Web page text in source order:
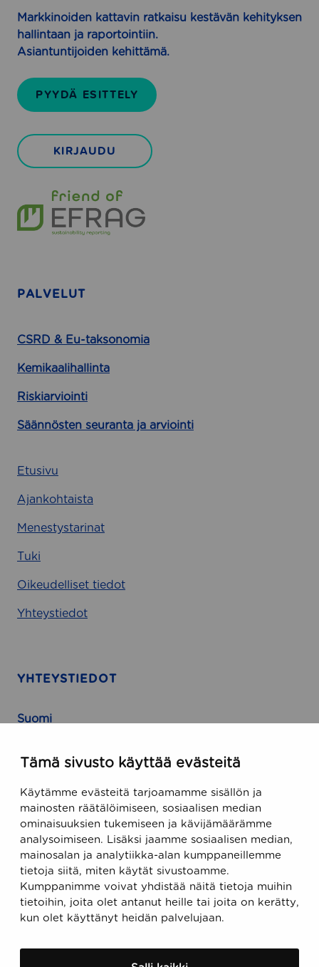
Tämä sivusto käyttää evästeitä
Käytämme evästeitä tarjoamamme sisällön ja
mainosten räätälöimiseen, sosiaalisen median
ominaisuuksien tukemiseen ja kävijämäärämme
analysoimiseen. Lisäksi jaamme sosiaalisen median,
mainosalan ja analytiikka-alan kumppaneillemme
tietoja siitä, miten käytät sivustoamme.
Kumppanimme voivat yhdistää näitä tietoja muihin
tietoihin, joita olet antanut heille tai joita on kerätty,
kun olet käyttänyt heidän palvelujaan.
r
i
t
k
s
l
i
l
l
Markkinoiden kattavin ratkaisu kestävän kehityksen
hallintaan ja raportointiin.
Asiantuntijoiden kehittämä.
PYYDÄ ESITTELY
KIRJAUDU
PALVELUT
CSRD & Eu-taksonomia
Kemikaalihallinta
Riskiarviointi
Säännösten seuranta ja arviointi
Etusivu
Ajankohtaista
Menestystarinat
Tuki
Oikeudelliset tiedot
Yhteystiedot
YHTEYSTIEDOT
Suomi
FIN-00100 Helsinki, Finland
USA
470 Ramona Street
Palo Alto, CA 94301, USA
Sähköposti
support@ecobiomanager.com